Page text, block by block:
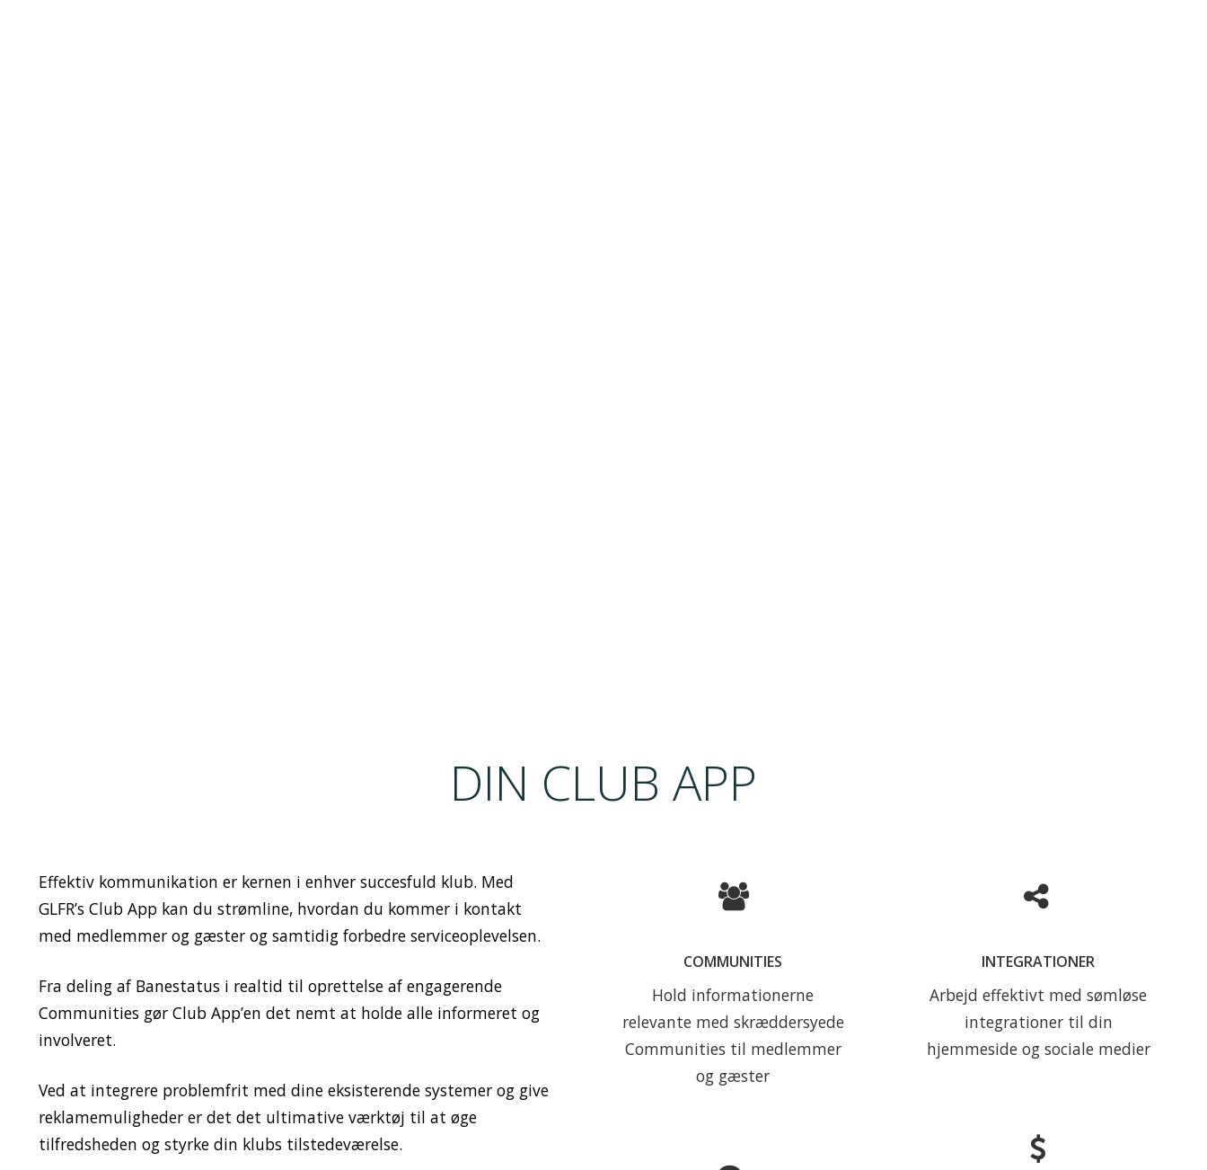
DIN CLUB APP
Effektiv kommunikation er kernen i enhver succesfuld klub. Med
GLFR’s Club App kan du strømline, hvordan du kommer i kontakt
med medlemmer og gæster og samtidig forbedre serviceoplevelsen.
Fra deling af Banestatus i realtid til oprettelse af engagerende
Communities gør Club App’en det nemt at holde alle informeret og
involveret.
Ved at integrere problemfrit med dine eksisterende systemer og give
reklamemuligheder er det det ultimative værktøj til at øge
tilfredsheden og styrke din klubs tilstedeværelse.
COMMUNITIES
Hold informationerne
relevante med skræddersyede
Communities til medlemmer
og gæster
COMMUNITIES
og begyndere - opret enhver
gruppe, du ønsker, i din Club
App.
Læs mere
INTEGRATIONER
Arbejd effektivt med sømløse
integrationer til din
hjemmeside og sociale medier
INTEGRATIONER
Club App, din hjemmeside og
de sociale medier med et
enkelt klik.
Læs mere
FORFREMMELSE